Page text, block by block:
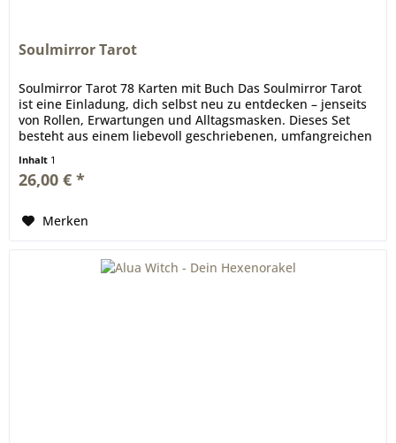
Soulmirror Tarot
Soulmirror Tarot 78 Karten mit Buch Das Soulmirror Tarot
ist eine Einladung, dich selbst neu zu entdecken – jenseits
von Rollen, Erwartungen und Alltagsmasken. Dieses Set
besteht aus einem liebevoll geschriebenen, umfangreichen
Inhalt 1
26,00 € *
Merken